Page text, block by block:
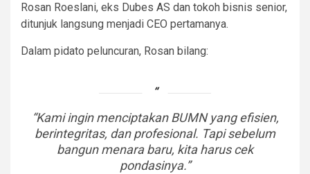
Rosan Roeslani, eks Dubes AS dan tokoh bisnis senior,
ditunjuk langsung menjadi CEO pertamanya.
Dalam pidato peluncuran, Rosan bilang:
“Kami ingin menciptakan BUMN yang efisien,
berintegritas, dan profesional. Tapi sebelum
bangun menara baru, kita harus cek
pondasinya.”